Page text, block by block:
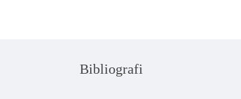
Bibliografi